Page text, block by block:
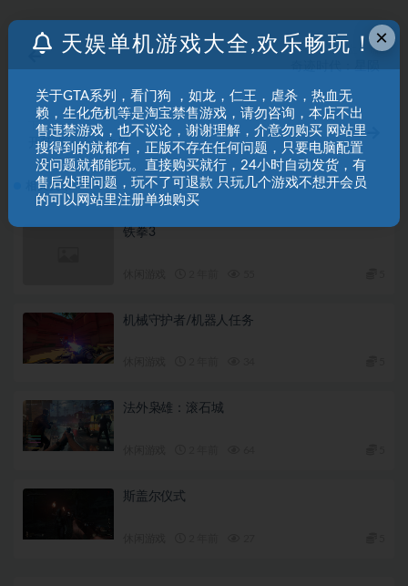
上一篇
奇迹时代：星陨
下一篇
开拓者：正义之怒
相关文章
铁拳3
机械守护者/机器人任务
法外枭雄：滚石城
斯盖尔仪式
×
天娱单机游戏大全,欢乐畅玩！
关于GTA系列，看门狗 ，如龙，仁王，虐杀，热血无
赖，生化危机等是淘宝禁售游戏，请勿咨询，本店不出
售违禁游戏，也不议论，谢谢理解，介意勿购买 网站里
搜得到的就都有，正版不存在任何问题，只要电脑配置
没问题就都能玩。直接购买就行，24小时自动发货，有
售后处理问题，玩不了可退款 只玩几个游戏不想开会员
的可以网站里注册单独购买